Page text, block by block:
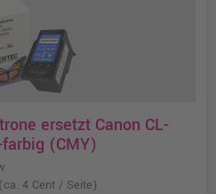
ersetzt Canon CL-
(CMY)
(ca. 4 Cent / Seite)